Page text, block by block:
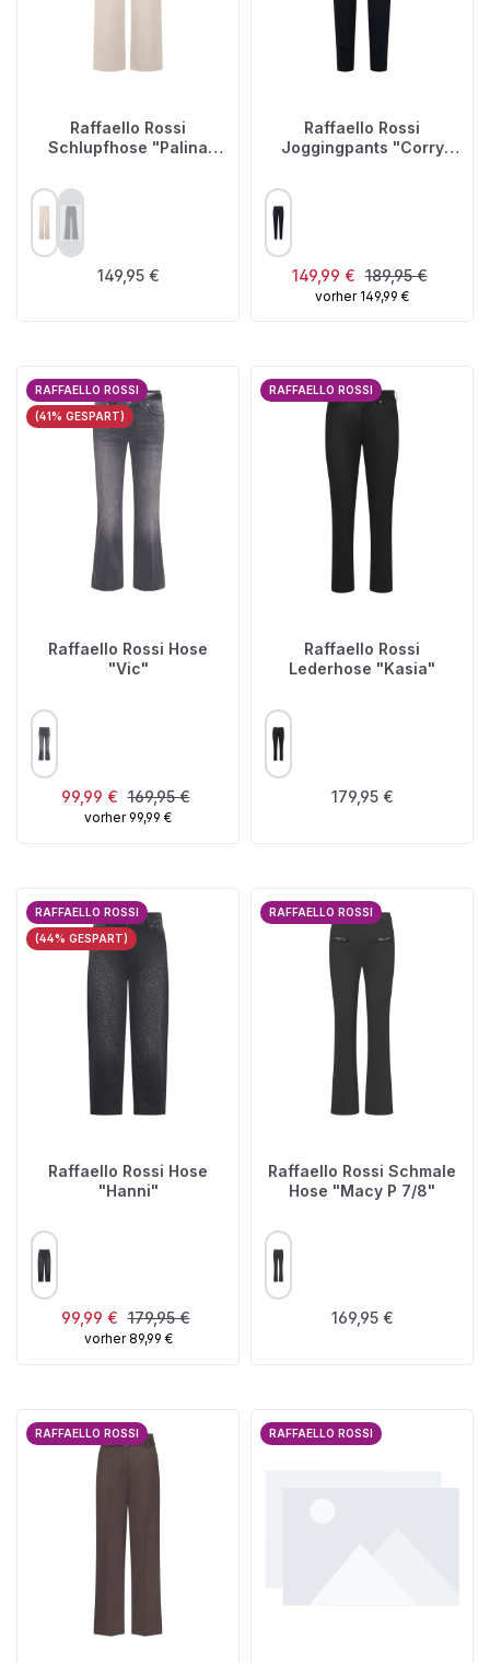
Raffaello Rossi
Schlupfhose "Palina
FARBE AUSWÄHLEN
(Diese Option ist zurzeit nicht verfügbar.)
Regulärer Preis:
149,95 €
Raffaello Rossi
Joggingpants "Corry
FARBE
Verkaufspreis:
149,99 € Regulärer Preis:
189,95 €
vorher 149,99 €
RAFFAELLO ROSSI
(41% GESPART)
Raffaello Rossi Hose
"Vic"
FARBE
Verkaufspreis:
99,99 € Regulärer Preis:
169,95 €
vorher 99,99 €
RAFFAELLO ROSSI
Raffaello Rossi
Lederhose "Kasia"
FARBE
Regulärer Preis:
179,95 €
RAFFAELLO ROSSI
(44% GESPART)
Raffaello Rossi Hose
"Hanni"
FARBE
Verkaufspreis:
99,99 € Regulärer Preis:
179,95 €
vorher 89,99 €
RAFFAELLO ROSSI
Raffaello Rossi Schmale
Hose "Macy P 7/8"
FARBE
Regulärer Preis:
169,95 €
RAFFAELLO ROSSI RAFFAELLO ROSSI